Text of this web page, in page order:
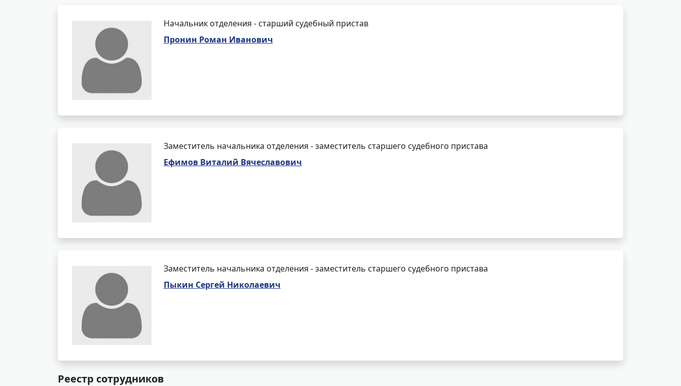
Начальник отделения - старший судебный пристав
Пронин Роман Иванович
Заместитель начальника отделения - заместитель старшего судебного пристава
Ефимов Виталий Вячеславович
Заместитель начальника отделения - заместитель старшего судебного пристава
Пыкин Сергей Николаевич
Реестр сотрудников